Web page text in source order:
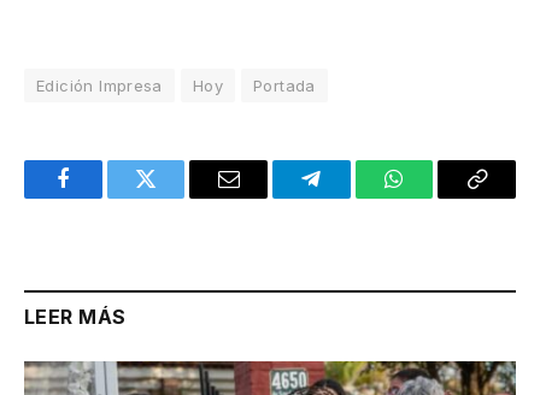
Edición Impresa Hoy Portada
FacebookTwitter Email TelegramWhatsAppCopy
LEER MÁS